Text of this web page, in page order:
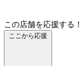
この店舗を応援する！
ここから応援